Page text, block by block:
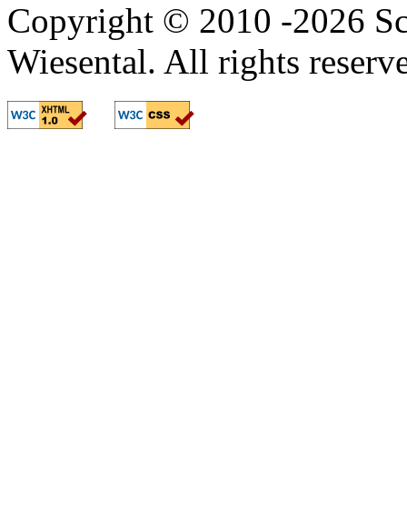
Copyright © 2010 -2026
Wiesental. All rights